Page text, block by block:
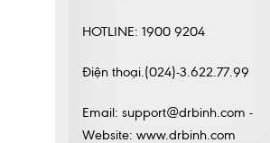
HOTLINE: 1900 9204
Điện thoại.(024)-3.622.77.99
Email: support@drbinh.com -
Website: www.drbinh.com